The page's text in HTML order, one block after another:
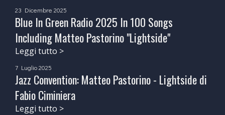
23 Dicembre 2025
Blue In Green Radio 2025 In 100 Songs
Including Matteo Pastorino "Lightside"
Leggi tutto >
7 Luglio 2025
Jazz Convention: Matteo Pastorino - Lightside di
Fabio Ciminiera
Leggi tutto >